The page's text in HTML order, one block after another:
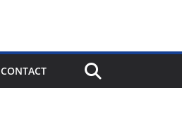
CONTACT